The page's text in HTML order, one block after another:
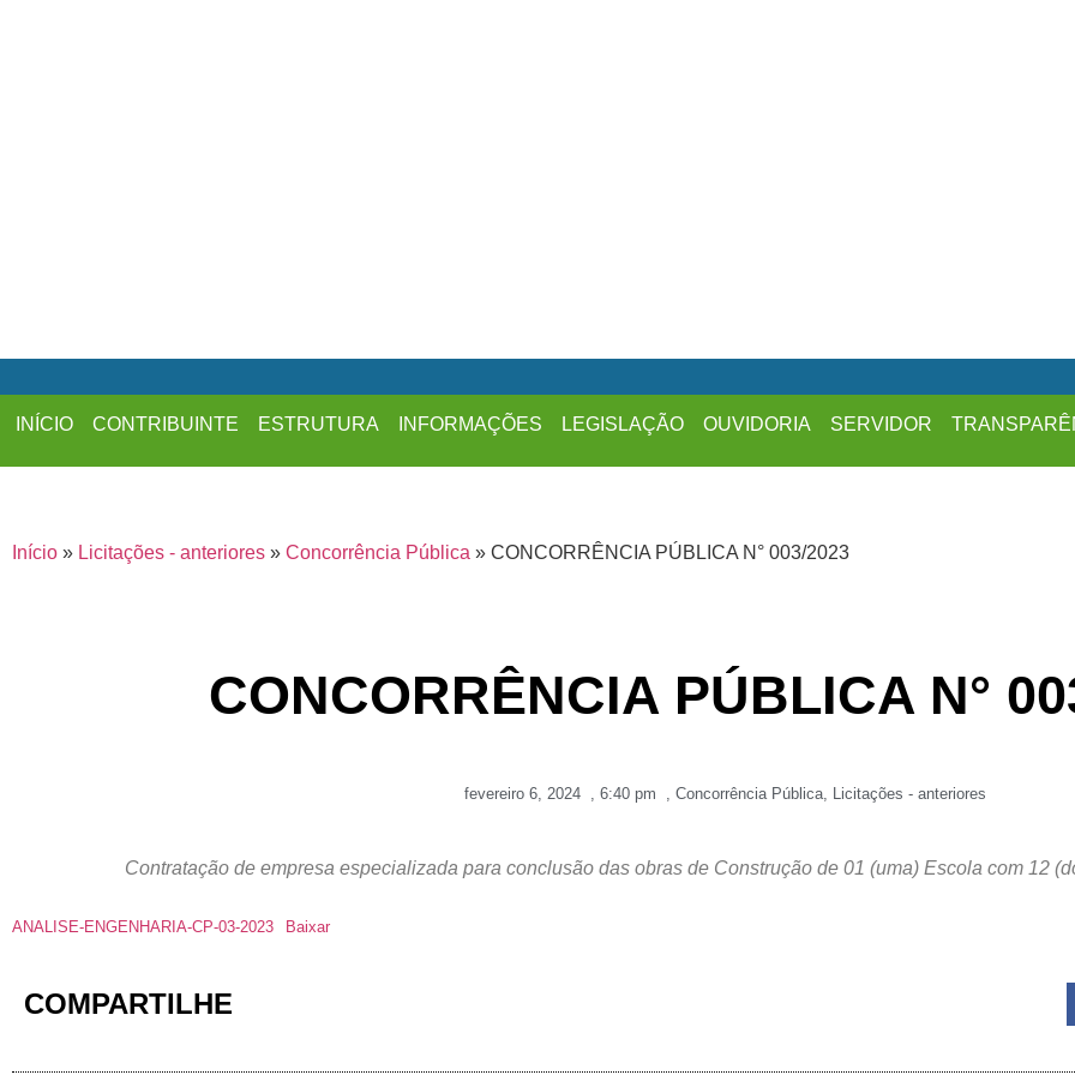
INÍCIO CONTRIBUINTE ESTRUTURA INFORMAÇÕES LEGISLAÇÃO OUVIDORIA SERVIDOR
Início » Licitações - anteriores » Concorrência Pública » CONCORRÊNCIA PÚBLICA N° 003/2023
CONCORRÊNCIA PÚBLICA N°
fevereiro 6, 2024 , 6:40 pm , Concorrência Pública, Licitações - anteriores
Contratação de empresa especializada para conclusão das obras de Construção de 01 (uma) Escola com 12
ANALISE-ENGENHARIA-CP-03-2023 Baixar
COMPARTILHE